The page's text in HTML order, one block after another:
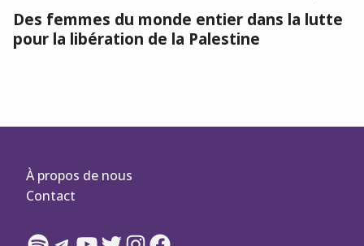
Des femmes du monde entier dans la lutte
pour la libération de la Palestine
À propos de nous
Contact